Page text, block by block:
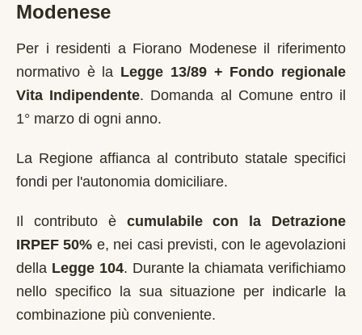
Modenese
Per i residenti a Fiorano Modeneseil riferimento
normativo è la Legge 13/89 + Fondo regionale
Vita Indipendente. Domanda al Comune entro il
1° marzo di ogni anno.
La Regione affianca al contributo statale specifici
fondi per l'autonomia domiciliare.
Il contributo è cumulabile con la Detrazione
IRPEF 50% e, nei casi previsti, con le agevolazioni
della Legge 104. Durante la chiamata verifichiamo
nello specifico la sua situazione per indicarle la
combinazione più conveniente.